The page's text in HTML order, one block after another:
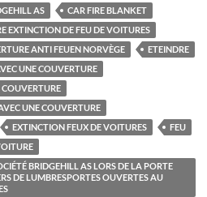
AS
CAR FIRE BLANKET
EXTINCTION DE FEU DE VOITURES
ANTI FEUEN NORVÈGE
ETEINDRE
UNE COUVERTURE
UNE COUVERTURE
EXTINCTION FEUX DE VOITURES
FEU
BRIDGEHILL AS LORS DE LA PORTE
DE LUMBRESPORTES OUVERTES AU